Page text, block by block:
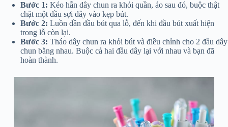
Bước 1: Kéo hẳn dây chun ra khỏi quần, áo sau đó, buộc thật
chặt một đầu sợi dây vào kẹp bút.
Bước 2: Luồn dần đầu bút qua lỗ, đến khi đầu bút xuất hiện
trong lỗ còn lại.
Bước 3: Tháo dây chun ra khỏi bút và điều chỉnh cho 2 đầu dây
chun bằng nhau. Buộc cả hai đầu dây lại với nhau và bạn đã
hoàn thành.